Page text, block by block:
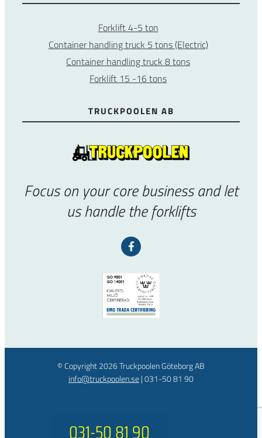
031-50 81 90
Forklift 4-5 ton
Container handling truck 5 tons (Electric)
Container handling truck 8 tons
Forklift 15 -16 tons
TRUCKPOOLEN AB
Focus on your core business and let
us handle the forklifts
© Copyright2026 Truckpoolen Göteborg AB
info@truckpoolen.se|031-50 81 90